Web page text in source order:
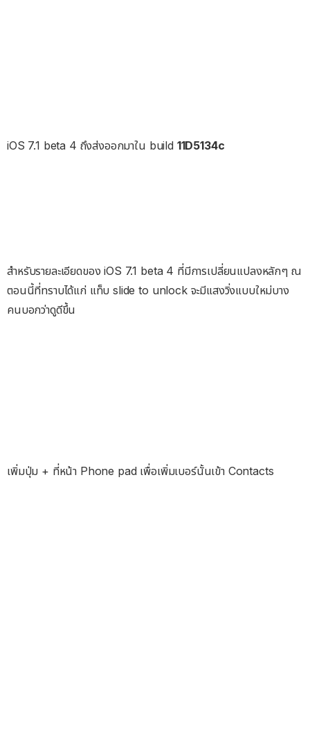
iOS 7.1 beta 4 ถึงส่งออกมาใน build 11D5134c
สำหรับรายละเอียดของ iOS 7.1 beta 4 ที่มีการเปลี่ยนแปลงหลักๆ ณ
ตอนนี้ที่ทราบได้แก่ แท็บ slide to unlock จะมีแสงวิ่งแบบใหม่บาง
คนบอกว่าดูดีขึ้น
เพิ่มปุ่ม + ที่หน้า Phone pad เพื่อเพิ่มเบอร์นั้นเข้า Contacts